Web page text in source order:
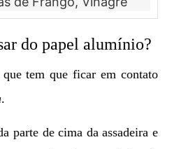
do papel alumínio?
tem que ficar em contato
.
parte de cima da assadeira e